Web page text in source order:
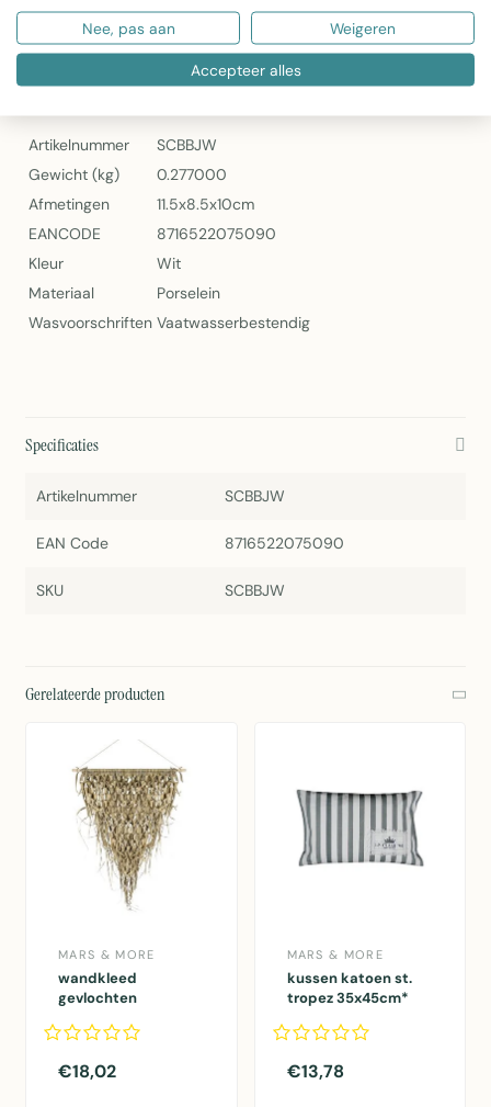
Artikelnummer: SCBBJW
Beker Jungle Wit 400cc van Mars & More
Specificaties
Artikelnummer
SCBBJW
Gewicht (kg)
0.277000
Afmetingen
11.5x8.5x10cm
EANCODE
8716522075090
Kleur
Wit
Materiaal
Porselein
Wasvoorschriften Vaatwasserbestendig
Specificaties
Artikelnummer SCBBJW
EAN Code 8716522075090
SKU SCBBJW
Gerelateerde producten
MARS & MORE
wandkleed
gevlochten
75cm aan stok*
€18,02
MARS & MORE
kussen katoen st.
tropez 35x45cm*
€13,78
Nee, pas aan Weigeren
Accepteer alles